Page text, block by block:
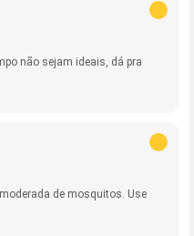
não sejam ideais, dá pra
de mosquitos. Use